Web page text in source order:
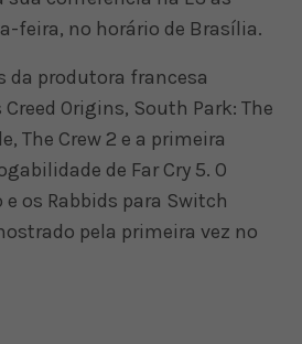
feira, no horário de Brasília.
da produtora francesa
Origins, South Park: The
The Crew 2 e a primeira
de Far Cry 5. O
os Rabbids para Switch
pela primeira vez no